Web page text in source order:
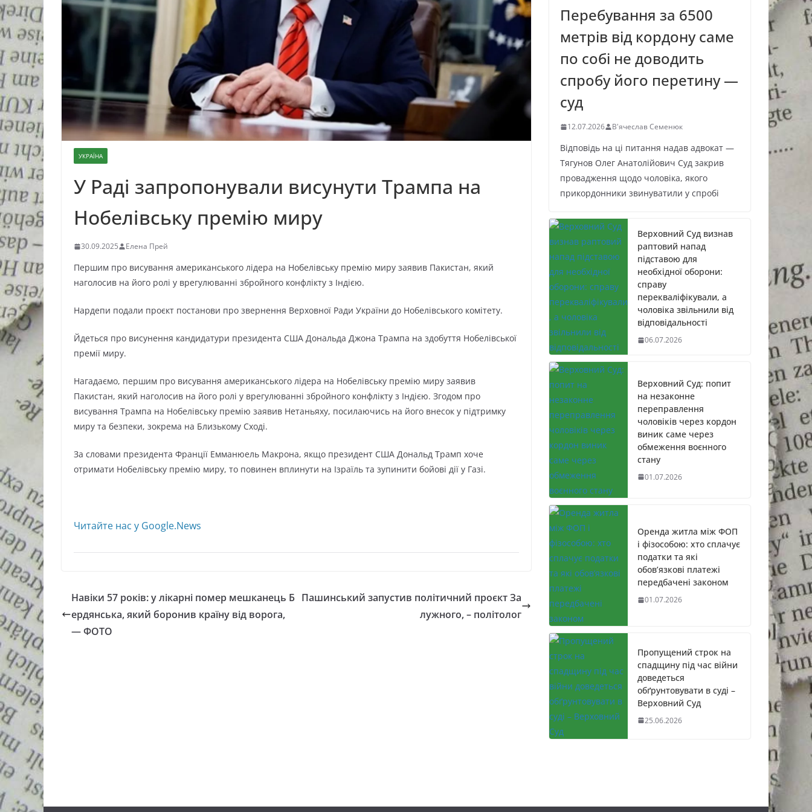
УКРАЇНА
У Раді запропонували висунути Трампа на
Нобелівську премію миру
30.09.2025 Елена Прей
Першим про висування американського лідера на Нобелівську премію миру заявив Пакистан, який
наголосив на його ролі у врегулюванні збройного конфлікту з Індією.
Нардепи подали проєкт постанови про звернення Верховної Ради України до Нобелівського комітету.
Йдеться про висунення кандидатури президента США Дональда Джона Трампа на здобуття Нобелівської
премії миру.
Нагадаємо, першим про висування американського лідера на Нобелівську премію миру заявив
Пакистан, який наголосив на його ролі у врегулюванні збройного конфлікту з Індією. Згодом про
висування Трампа на Нобелівську премію заявив Нетаньяху, посилаючись на його внесок у підтримку
миру та безпеки, зокрема на Близькому Сході.
За словами президента Франції Емманюель Макрона, якщо президент США Дональд Трамп хоче
отримати Нобелівську премію миру, то повинен вплинути на Ізраїль та зупинити бойові дії у Газі.
Читайте нас у Google.News
Навіки 57 років: у лікарні помер мешканець Б
ердянська, який боронив країну від ворога,
— ФОТО
Пашинський запустив політичний проєкт За
лужного, – політолог
Перебування за 6500
метрів від кордону саме
по собі не доводить
спробу його перетину —
суд
12.07.2026 В'ячеслав Семенюк
Відповідь на ці питання надав адвокат —
Тягунов Олег Анатолійович Суд закрив
провадження щодо чоловіка, якого
прикордонники звинуватили у спробі
Верховний Суд визнав
раптовий напад
підставою для
необхідної оборони:
справу
перекваліфікували, а
чоловіка звільнили від
відповідальності
06.07.2026
Верховний Суд: попит
на незаконне
переправлення
чоловіків через кордон
виник саме через
обмеження воєнного
стану
01.07.2026
Оренда житла між ФОП
і фізособою: хто сплачує
податки та які
обов’язкові платежі
передбачені законом
01.07.2026
Пропущений строк на
спадщину під час війни
доведеться
обґрунтовувати в суді –
Верховний Суд
25.06.2026